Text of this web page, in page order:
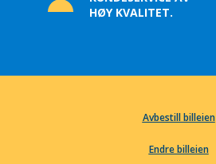
HØY KVALITET.
Avbestill billeien
Endre billeien